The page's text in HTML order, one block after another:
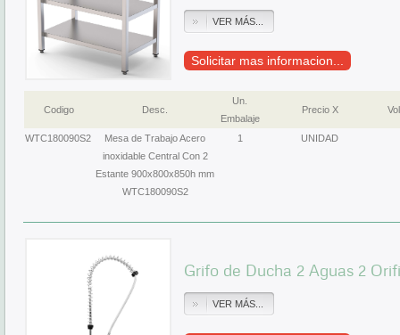
VER MÁS...
Solicitar mas informacion...
Codigo Desc.
Un.
Embalaje
Precio X
WTC180090S2
Mesa de Trabajo Acero
inoxidable Central Con 2
Estante 900x800x850h mm
WTC180090S2
1 UNIDAD
Grifo de Ducha 2 Aguas 2
VER MÁS...